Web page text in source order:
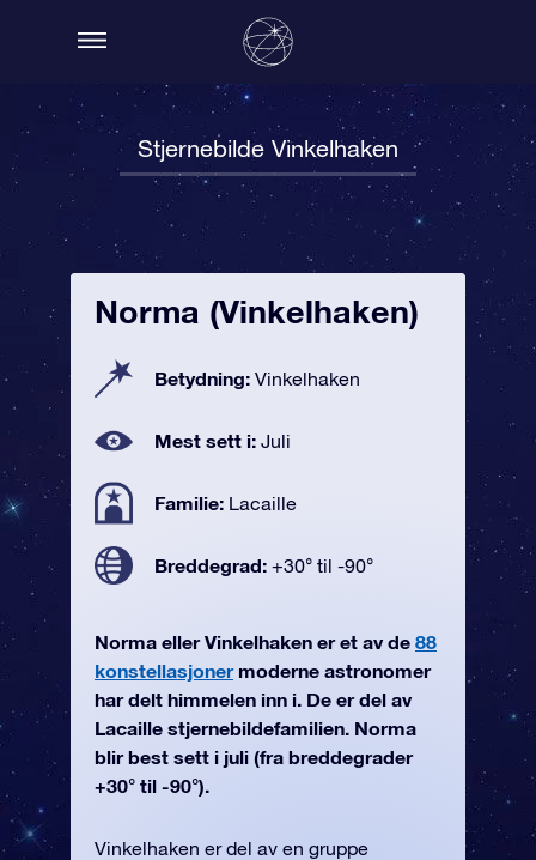
Stjernebilde Vinkelhaken
Norma (Vinkelhaken)
Betydning: Vinkelhaken
Mest sett i: Juli
Familie: Lacaille
Breddegrad: +30° til -90°
Norma eller Vinkelhaken er et av de 88
konstellasjonermoderne astronomer
har delt himmelen inn i. De er del av
Lacaille stjernebildefamilien. Norma
blir best sett i juli (fra breddegrader
+30° til -90°).
Vinkelhaken er del av en gruppe